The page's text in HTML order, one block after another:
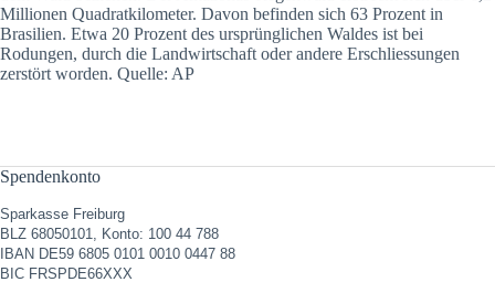
Millionen Quadratkilometer. Davon befinden sich 63 Prozent in
Brasilien. Etwa 20 Prozent des ursprünglichen Waldes ist bei
Rodungen, durch die Landwirtschaft oder andere Erschliessungen
zerstört worden. Quelle: AP
Spendenkonto
Sparkasse Freiburg
BLZ 68050101, Konto: 100 44 788
IBAN DE59 6805 0101 0010 0447 88
BIC FRSPDE66XXX